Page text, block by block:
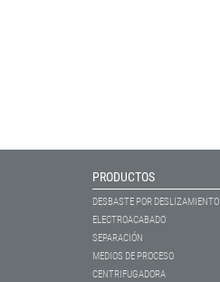
PRODUCTOS
DESBASTE POR DESLIZAMIENTO
ELECTROACABADO
SEPARACIÓN
MEDIOS DE PROCESO
CENTRIFUGADORA